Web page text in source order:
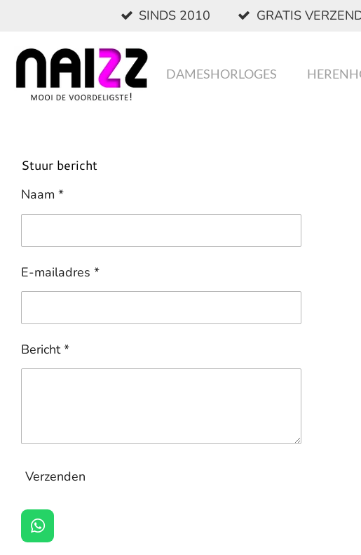
naar
hoofdinhoud
SINDS 2010 GRATIS
DAMESHORLOGES
Stuur bericht
Naam *
E-mailadres *
Bericht *
Verzenden
W
h